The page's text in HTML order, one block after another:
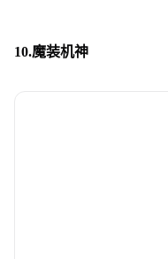
10.魔装机神